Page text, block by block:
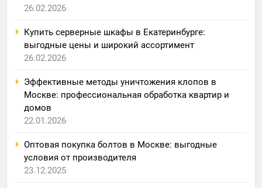
26.02.2026
Купить серверные шкафы в Екатеринбурге:
выгодные цены и широкий ассортимент
26.02.2026
Эффективные методы уничтожения клопов в
Москве: профессиональная обработка квартир и
домов
22.01.2026
Оптовая покупка болтов в Москве: выгодные
условия от производителя
23.12.2025